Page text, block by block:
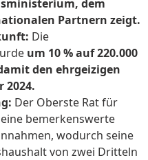
dem
Partnern zeigt.
Die
um 10 % auf 220.000
den ehrgeizigen
2024.
Der Oberste Rat für
bemerkenswerte
wodurch seine
von zwei Dritteln